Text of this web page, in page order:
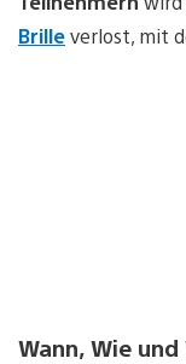
Brilleverlost, mit
Wann, Wie und